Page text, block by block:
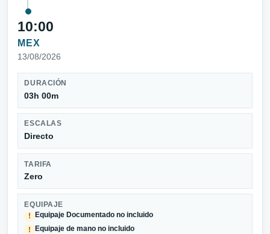
10:00
MEX
13/08/2026
DURACIÓN
03h 00m
ESCALAS
Directo
TARIFA
Zero
EQUIPAJE
!
Equipaje Documentado no incluido
! Equipaje de mano no incluido